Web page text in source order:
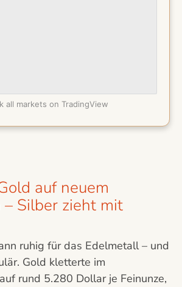
all markets on TradingView
auf neuem
Silber zieht mit
ruhig für das Edelmetall – und
Gold kletterte im
rund 5.280 Dollar je Feinunze,